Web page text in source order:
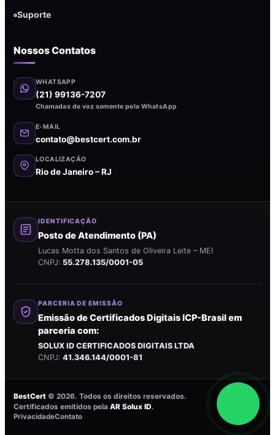
Suporte
Nossos Contatos
WHATSAPP
(21) 99136-7207
Chamadas de voz somente pelo WhatsApp
E-MAIL
contato@bestcert.com.br
LOCALIZAÇÃO
Rio de Janeiro – RJ
IDENTIFICAÇÃO
Posto de Atendimento (PA)
Lucas Motta dos Santos de Oliveira Leite – MEI
CNPJ: 55.278.135/0001-05
PARCERIA DE EMISSÃO
Emissão de Certificados Digitais ICP-Brasil em
parceria com:
SOLUX ID CERTIFICADOS DIGITAIS LTDA
CNPJ: 41.346.144/0001-81
BestCert © 2026. Todos os direitos reservados.
Certificados emitidos pela AR Solux ID.
PrivacidadeContato